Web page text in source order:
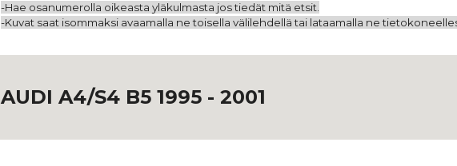
-Hae osanumerolla oikeasta yläkulmasta jos tiedät mitä etsit.
-Kuvat saat isommaksi avaamalla ne toisella välilehdellä tai lataamalla ne
AUDI A4/S4 B5 1995 - 2001